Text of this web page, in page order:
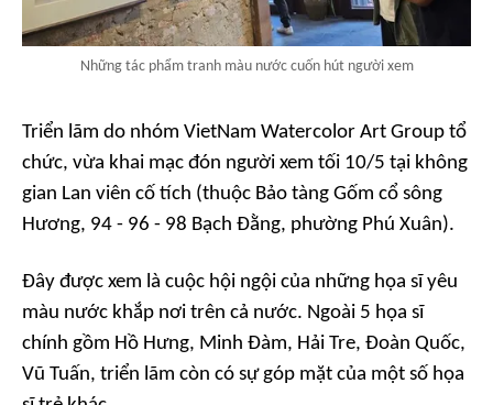
Những tác phẩm tranh màu nước cuốn hút người xem
Triển lãm do nhóm VietNam Watercolor Art Group tổ
chức, vừa khai mạc đón người xem tối 10/5 tại không
gian Lan viên cố tích (thuộc Bảo tàng Gốm cổ sông
Hương, 94 - 96 - 98 Bạch Đằng, phường Phú Xuân).
Đây được xem là cuộc hội ngội của những họa sĩ yêu
màu nước khắp nơi trên cả nước. Ngoài 5 họa sĩ
chính gồm Hồ Hưng, Minh Đàm, Hải Tre, Đoàn Quốc,
Vũ Tuấn, triển lãm còn có sự góp mặt của một số họa